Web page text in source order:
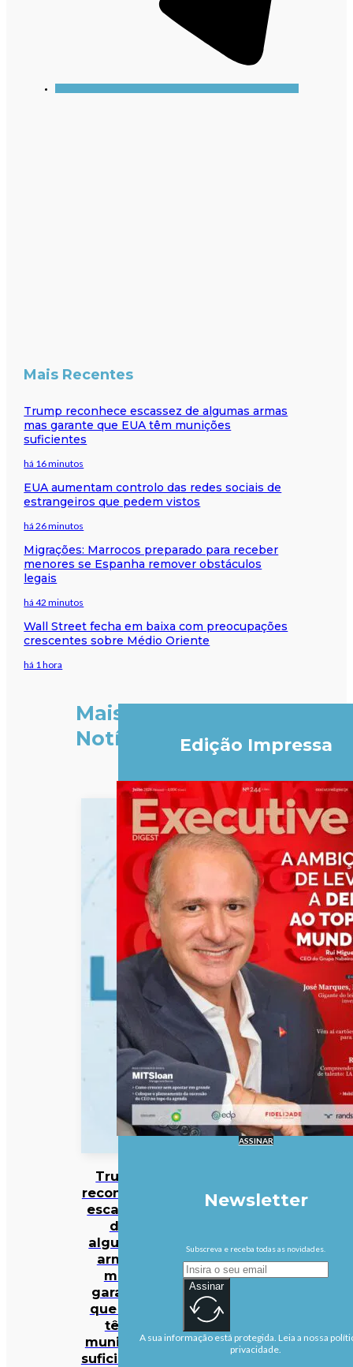
Mais Recentes
Trump reconhece escassez de algumas armas
mas garante que EUA têm munições
suficientes
há 16 minutos
EUA aumentam controlo das redes sociais de
estrangeiros que pedem vistos
há 26 minutos
Migrações: Marrocos preparado para receber
menores se Espanha remover obstáculos
legais
há 42 minutos
Wall Street fecha em baixa com preocupações
crescentes sobre Médio Oriente
há 1 hora
Mais
Notícias
Trump
reconhece
escassez
de
algumas
armas
mas
garante
que EUA
têm
munições
suficientes
Edição Impressa
ASSINAR
Newsletter
Subscreva e receba todas as novidades.
Assinar
A sua informação está protegida. Leia a nossa
privacidade.